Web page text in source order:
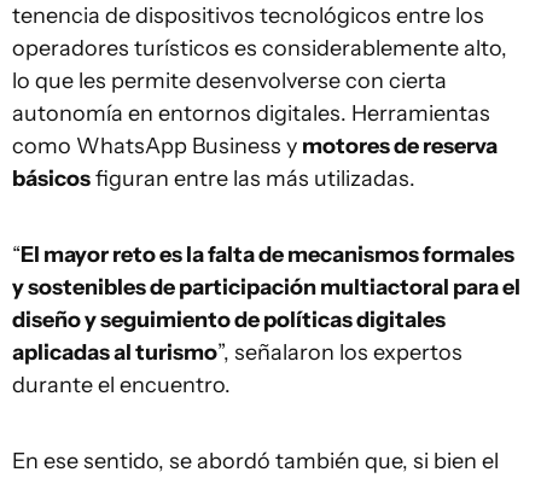
tenencia de dispositivos tecnológicos entre los
operadores turísticos es considerablemente alto,
lo que les permite desenvolverse con cierta
autonomía en entornos digitales. Herramientas
como WhatsApp Business y motores de reserva
básicosfiguran entre las más utilizadas.
“El mayor reto es la falta de mecanismos formales
y sostenibles de participación multiactoral para el
diseño y seguimiento de políticas digitales
aplicadas al turismo”, señalaron los expertos
durante el encuentro.
En ese sentido, se abordó también que, si bien el